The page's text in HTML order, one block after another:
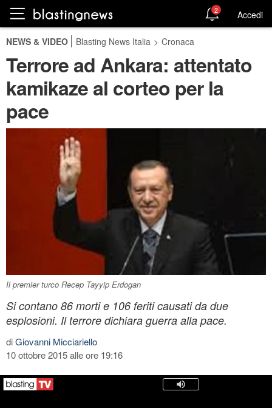
2 Accedi
NEWS & VIDEO Blasting News Italia > Cronaca
Terrore ad Ankara: attentato
kamikaze al corteo per la
pace
Il premier turco Recep Tayyip Erdogan
Si contano 86 morti e 106 feriti causati da due
esplosioni. Il terrore dichiara guerra alla pace.
diGiovanni Micciariello
10 ottobre 2015 alle ore 19:16